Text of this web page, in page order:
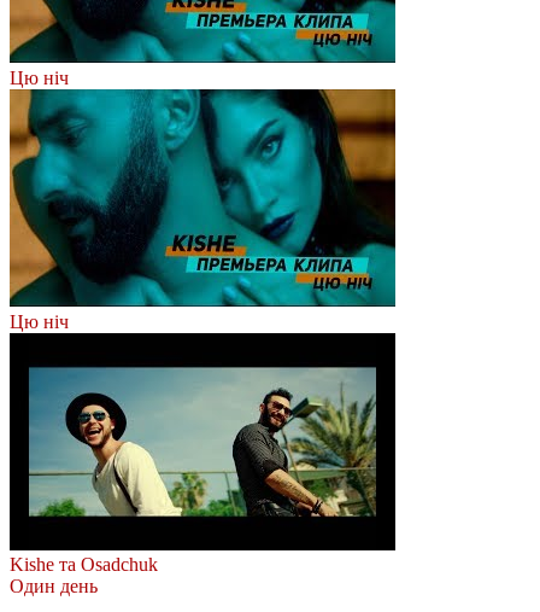
Цю ніч
Цю ніч
Kishe та Osadchuk
Один день